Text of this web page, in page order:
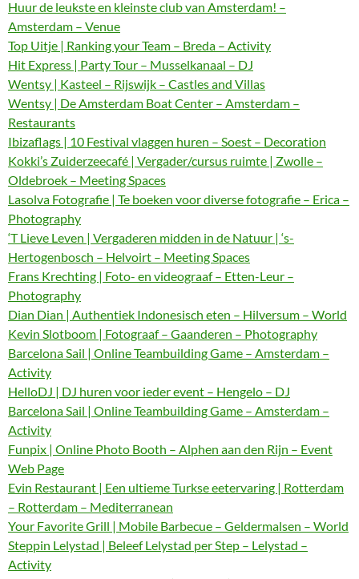
Huur de leukste en kleinste club van Amsterdam! –
Amsterdam – Venue
Top Uitje | Ranking your Team – Breda – Activity
Hit Express | Party Tour – Musselkanaal – DJ
Wentsy | Kasteel – Rijswijk – Castles and Villas
Wentsy | De Amsterdam Boat Center – Amsterdam –
Restaurants
Ibizaflags | 10 Festival vlaggen huren – Soest – Decoration
Kokki’s Zuiderzeecafé | Vergader/cursus ruimte | Zwolle –
Oldebroek – Meeting Spaces
Lasolva Fotografie | Te boeken voor diverse fotografie – Erica –
Photography
‘T Lieve Leven | Vergaderen midden in de Natuur | ‘s-
Hertogenbosch – Helvoirt – Meeting Spaces
Frans Krechting | Foto- en videograaf – Etten-Leur –
Photography
Dian Dian | Authentiek Indonesisch eten – Hilversum – World
Kevin Slotboom | Fotograaf – Gaanderen – Photography
Barcelona Sail | Online Teambuilding Game – Amsterdam –
Activity
HelloDJ | DJ huren voor ieder event – Hengelo – DJ
Barcelona Sail | Online Teambuilding Game – Amsterdam –
Activity
Funpix | Online Photo Booth – Alphen aan den Rijn – Event
Web Page
Evin Restaurant | Een ultieme Turkse eetervaring | Rotterdam
– Rotterdam – Mediterranean
Your Favorite Grill | Mobile Barbecue – Geldermalsen – World
Steppin Lelystad | Beleef Lelystad per Step – Lelystad –
Activity